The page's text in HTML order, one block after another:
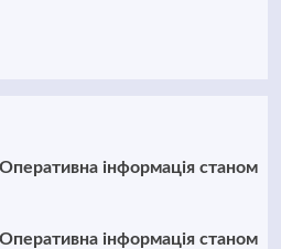
інформація станом
інформація станом